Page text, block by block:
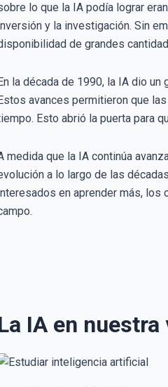
lo que la IA podía lograr
y la investigación. Sin
de grandes
la década de 1990, la IA dio
avances permitieron que
Esto abrió la puerta para
medida que la IA continúa
a lo largo de las
en aprender más,
IA en